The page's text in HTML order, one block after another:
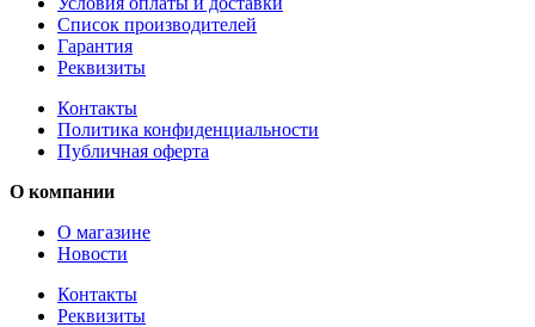
Список производителей
Гарантия
Реквизиты
Контакты
Политика конфиденциальности
Публичная оферта
О компании
О магазине
Новости
Контакты
Реквизиты